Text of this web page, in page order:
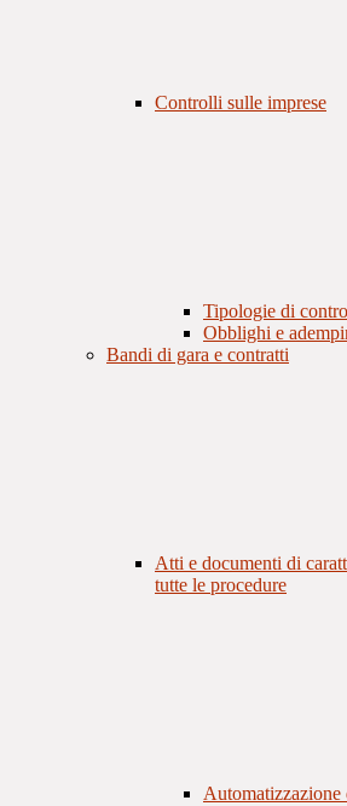
Controlli sulle imprese
Tipologie di
Obblighi e
Bandi di gara e contratti
Atti e documenti di
tutte le procedure